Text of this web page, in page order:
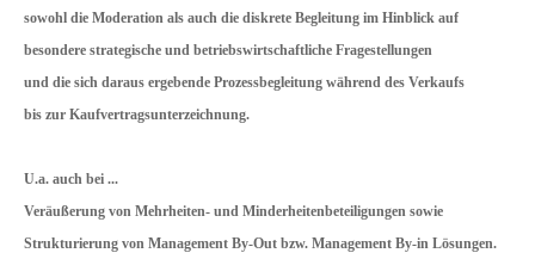
sowohl die Moderation als auch die diskrete Begleitung im Hinblick auf
besondere strategische und betriebswirtschaftliche Fragestellungen
und die sich daraus ergebende Prozessbegleitung während des Verkaufs
bis zur Kaufvertragsunterzeichnung.
U.a. auch bei ...
Veräußerung von Mehrheiten- und Minderheitenbeteiligungen sowie
Strukturierung von Management By-Out bzw. Management By-in Lösungen.